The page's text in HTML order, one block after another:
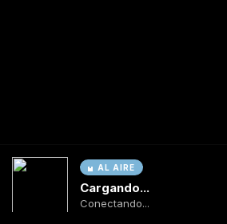
AL AIRE
Cargando...
Conectando...